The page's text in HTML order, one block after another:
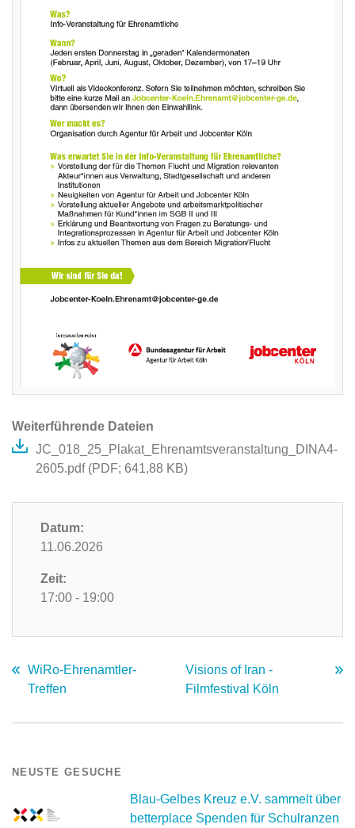
Weiterführende Dateien
JC_018_25_Plakat_Ehrenamtsveranstaltung_DINA4-
2605.pdf (PDF; 641,88 KB)
Datum:
11.06.2026
Zeit:
17:00 - 19:00
WiRo-Ehrenamtler-
Treffen
Visions of Iran -
Filmfestival Köln
NEUSTE GESUCHE
Blau-Gelbes Kreuz e.V. sammelt über
betterplace Spenden für Schulranzen